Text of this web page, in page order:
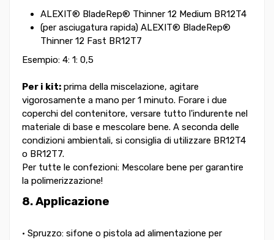
ALEXIT® BladeRep® Thinner 12 Medium BR12T4
(per asciugatura rapida) ALEXIT® BladeRep®
Thinner 12 Fast BR12T7
Esempio: 4: 1: 0,5
Per i kit: prima della miscelazione, agitare
vigorosamente a mano per 1 minuto. Forare i due
coperchi del contenitore, versare tutto l'indurente nel
materiale di base e mescolare bene. A seconda delle
condizioni ambientali, si consiglia di utilizzare BR12T4
o BR12T7.
Per tutte le confezioni: Mescolare bene per garantire
la polimerizzazione!
8. Applicazione
• Spruzzo: sifone o pistola ad alimentazione per